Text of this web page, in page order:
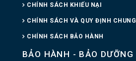
CHÍNH SÁCH KHIẾU NẠI
CHÍNH SÁCH VÀ QUY ĐỊNH CHUNG
CHÍNH SÁCH BẢO HÀNH
BẢO HÀNH - BẢO DƯỠNG